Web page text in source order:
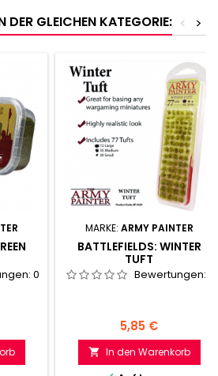
DER GLEICHEN KATEGORIE: >
<
0
MARKE: ARMY PAINTER
BATTLEFIELDS: WINTER
TUFT
Bewertungen:
Preis
5,85 €
 In den Warenkorb